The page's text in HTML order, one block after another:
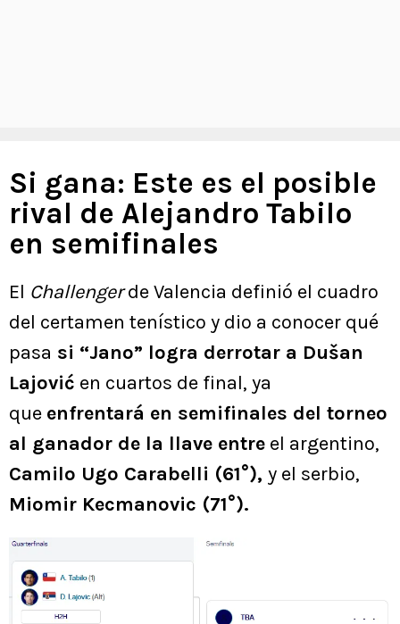
Si gana: Este es el posible
rival de Alejandro Tabilo
en semifinales
El Challengerde Valencia definió el cuadro
del certamen tenístico y dio a conocer qué
pasa si “Jano” logra derrotar a Dušan
Lajović en cuartos de final, ya
que enfrentará en semifinales del torneo
al ganador de la llave entre el argentino,
Camilo Ugo Carabelli (61°), y el serbio,
Miomir Kecmanovic (71°).